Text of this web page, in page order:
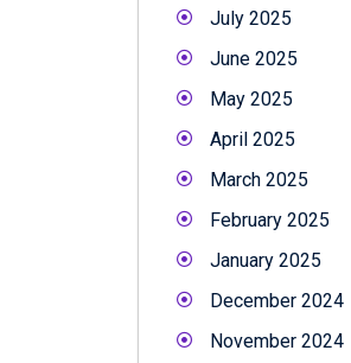
July 2025
June 2025
May 2025
April 2025
March 2025
February 2025
January 2025
December 2024
November 2024